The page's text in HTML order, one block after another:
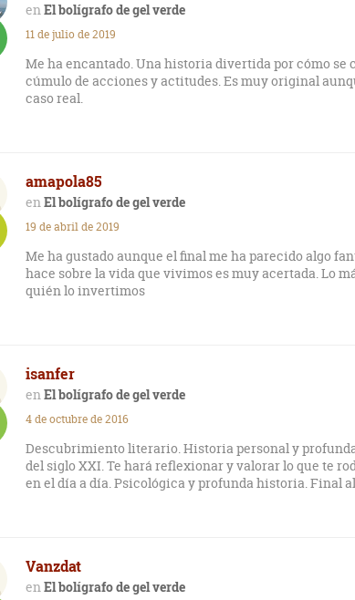
El bolígrafo de gel verde
11 de julio de 2019
Me ha encantado. Una historia divertida por cómo se
cúmulo de acciones y actitudes. Es muy original
caso real.
amapola85
El bolígrafo de gel verde
19 de abril de 2019
Me ha gustado aunque el final me ha parecido algo
hace sobre la vida que vivimos es muy acertada. Lo
quién lo invertimos
isanfer
El bolígrafo de gel verde
4 de octubre de 2016
Descubrimiento literario. Historia personal y
del siglo XXI. Te hará reflexionar y valorar lo que te
en el día a día. Psicológica y profunda historia. Final
Vanzdat
El bolígrafo de gel verde